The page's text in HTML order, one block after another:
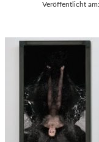
Veröffentlicht am: